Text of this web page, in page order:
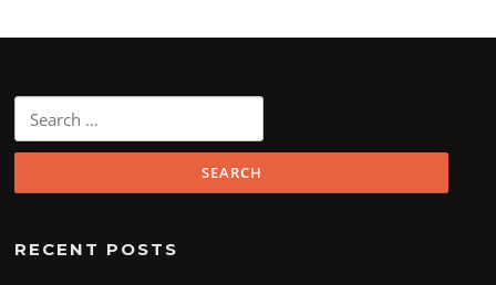
for:
RECENT POSTS